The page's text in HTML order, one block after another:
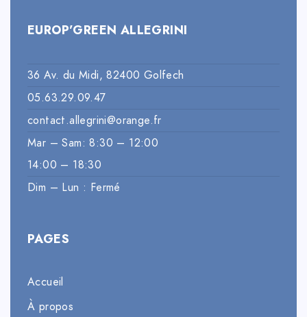
EUROP’GREEN ALLEGRINI
36 Av. du Midi, 82400 Golfech
05.63.29.09.47
contact.allegrini@orange.fr
Mar – Sam: 8:30 – 12:00
14:00 – 18:30
Dim – Lun : Fermé
PAGES
Accueil
À propos